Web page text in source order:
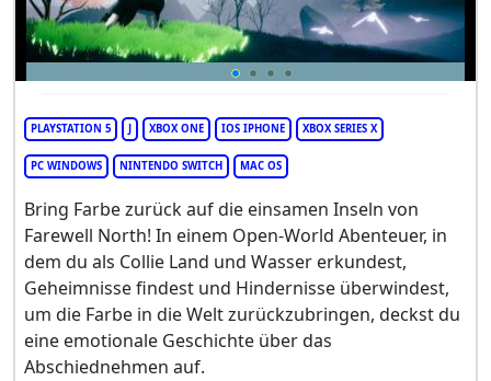
PLAYSTATION 5 XBOX ONE IOS IPHONE XBOX SERIES X
PC WINDOWS NINTENDO SWITCH MAC OS
Bring Farbe zurück auf die einsamen Inseln von
Farewell North! In einem Open-World Abenteuer, in
dem du als Collie Land und Wasser erkundest,
Geheimnisse findest und Hindernisse überwindest,
um die Farbe in die Welt zurückzubringen, deckst du
eine emotionale Geschichte über das
Abschiednehmen auf.